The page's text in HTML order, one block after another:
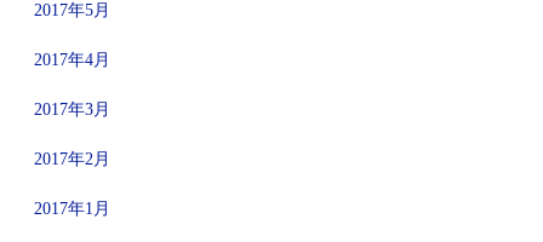
2017年5月
2017年4月
2017年3月
2017年2月
2017年1月